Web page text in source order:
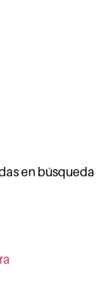
en búsqueda